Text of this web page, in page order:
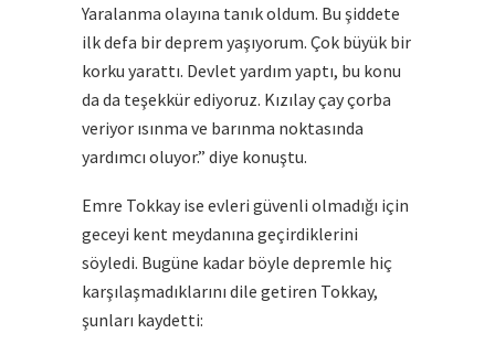
Yaralanma olayına tanık oldum. Bu şiddete
ilk defa bir deprem yaşıyorum. Çok büyük bir
korku yarattı. Devlet yardım yaptı, bu konu
da da teşekkür ediyoruz. Kızılay çay çorba
veriyor ısınma ve barınma noktasında
yardımcı oluyor.” diye konuştu.
Emre Tokkay ise evleri güvenli olmadığı için
geceyi kent meydanına geçirdiklerini
söyledi. Bugüne kadar böyle depremle hiç
karşılaşmadıklarını dile getiren Tokkay,
şunları kaydetti: